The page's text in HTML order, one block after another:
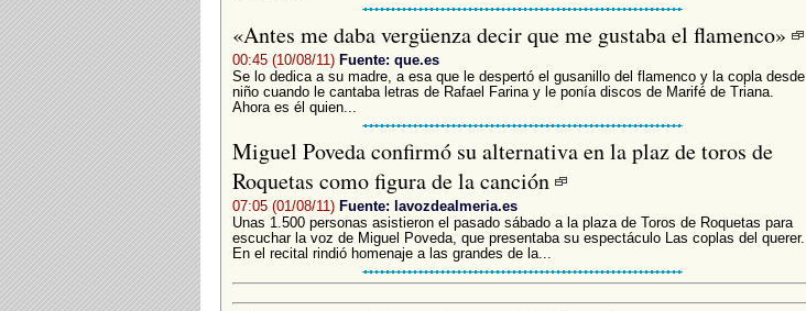
«Antes me daba vergüenza decir que me gustaba el flamenco»
00:45 (10/08/11) Fuente: que.es
Se lo dedica a su madre, a esa que le despertó el gusanillo del flamenco y la copla desde
niño cuando le cantaba letras de Rafael Farina y le ponía discos de Marifé de Triana.
Ahora es él quien...
Miguel Poveda confirmó su alternativa en la plaz de toros de
Roquetas como figura de la canción
07:05 (01/08/11) Fuente: lavozdealmeria.es
Unas 1.500 personas asistieron el pasado sábado a la plaza de Toros de Roquetas para
escuchar la voz de Miguel Poveda, que presentaba su espectáculo Las coplas del querer.
En el recital rindió homenaje a las grandes de la...